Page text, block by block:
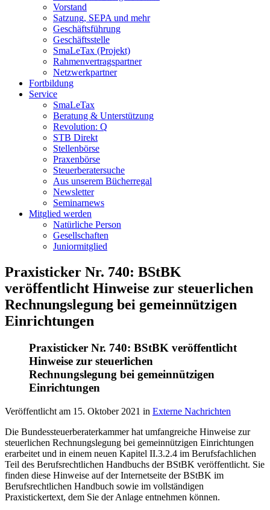
Vorstand
Satzung, SEPA und mehr
Geschäftsführung
Geschäftsstelle
SmaLeTax (Projekt)
Rahmenvertragspartner
Netzwerkpartner
Fortbildung
Service
SmaLeTax
Beratung & Unterstützung
Revolution: Q
STB Direkt
Stellenbörse
Praxenbörse
Steuerberatersuche
Aus unserem Bücherregal
Newsletter
Seminarnews
Mitglied werden
Natürliche Person
Gesellschaften
Juniormitglied
Praxisticker Nr. 740: BStBK
veröffentlicht Hinweise zur steuerlichen
Rechnungslegung bei gemeinnützigen
Einrichtungen
Praxisticker Nr. 740: BStBK veröffentlicht
Hinweise zur steuerlichen
Rechnungslegung bei gemeinnützigen
Einrichtungen
Veröffentlicht am 15. Oktober 2021 in Externe Nachrichten
Die Bundessteuerberaterkammer hat umfangreiche Hinweise zur
steuerlichen Rechnungslegung bei gemeinnützigen Einrichtungen
erarbeitet und in einem neuen Kapitel II.3.2.4 im Berufsfachlichen
Teil des Berufsrechtlichen Handbuchs der BStBK veröffentlicht. Sie
finden diese Hinweise auf der Internetseite der BStBK im
Berufsrechtlichen Handbuch sowie im vollständigen
Praxistickertext, dem Sie der Anlage entnehmen können.